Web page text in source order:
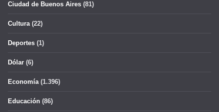
Ciudad de Buenos Aires (81)
Cultura(22)
Deportes (1)
Dólar (6)
Economía(1.396)
Educación (86)